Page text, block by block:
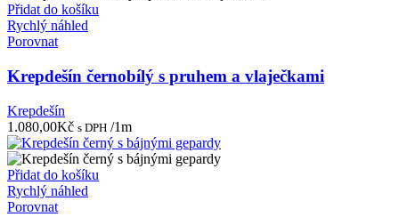
Přidat do košíku
Rychlý náhled
Porovnat
Krepdešín černobílý s pruhem a vlaječkami
Krepdešín
1.080,00Kč s DPH /1m
Přidat do košíku
Rychlý náhled
Porovnat